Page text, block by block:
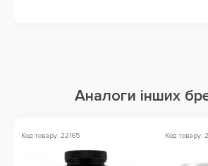
Аналоги інших
Код товару: 22165 Код товару: